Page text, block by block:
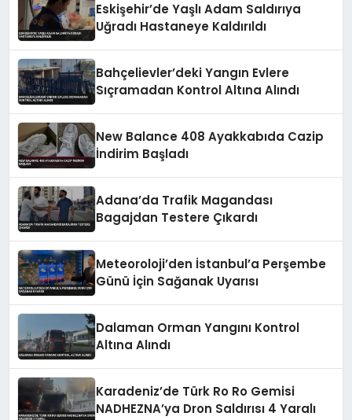
Eskişehir’de Yaşlı Adam Saldırıya
Uğradı Hastaneye Kaldırıldı
Bahçelievler’deki Yangın Evlere
Sıçramadan Kontrol Altına Alındı
New Balance 408 Ayakkabıda Cazip
İndirim Başladı
Adana’da Trafik Magandası
Bagajdan Testere Çıkardı
Meteoroloji’den İstanbul’a Perşembe
Günü İçin Sağanak Uyarısı
Dalaman Orman Yangını Kontrol
Altına Alındı
Karadeniz’de Türk Ro Ro Gemisi
NADHEZNA’ya Dron Saldırısı 4 Yaralı